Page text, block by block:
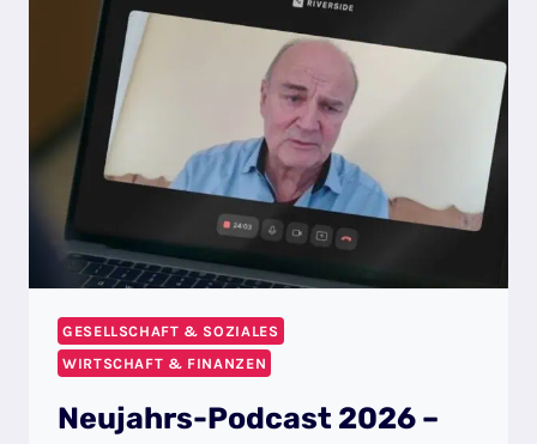
GESELLSCHAFT & SOZIALES
WIRTSCHAFT & FINANZEN
Neujahrs-Podcast 2026 –